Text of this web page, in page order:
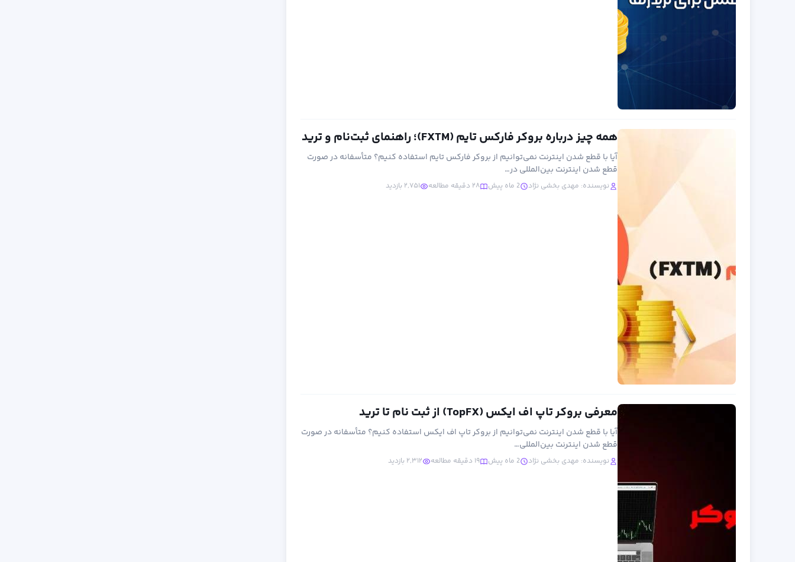
همه چیز درباره بروکر فارکس تایم (FXTM)؛ راهنمای ثبت‌نام و ترید
آیا با قطع شدن اینترنت نمی‌توانیم از بروکر فارکس تایم استفاده کنیم؟ متأسفانه در صورت
قطع شدن اینترنت بین‌المللی در…
نویسنده: مهدی بخشی نژاد 2 ماه پیش ۲۸ دقیقه مطالعه ۲,۷۵۱ بازدید
معرفی بروکر تاپ اف ایکس (TopFX) از ثبت نام تا ترید
آیا با قطع شدن اینترنت نمی‌توانیم از بروکر تاپ اف ایکس استفاده کنیم؟ متأسفانه در صورت
قطع شدن اینترنت بین‌المللی…
نویسنده: مهدی بخشی نژاد 2 ماه پیش ۱۹ دقیقه مطالعه ۲,۳۱۲ بازدید